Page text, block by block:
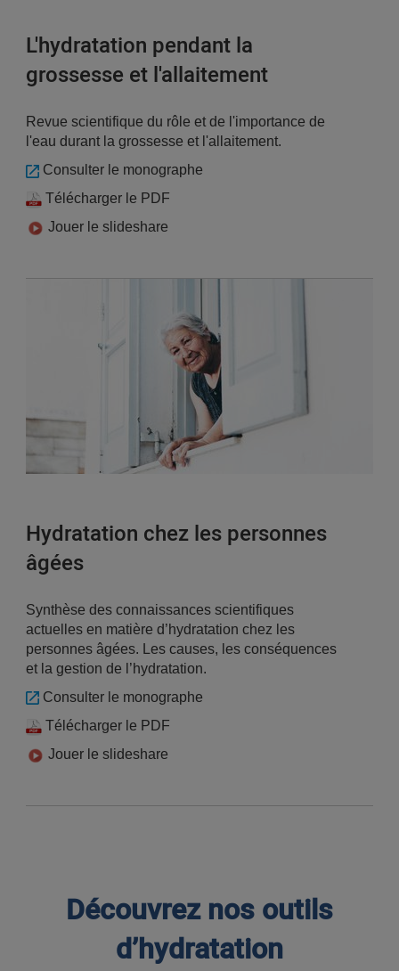
L'hydratation pendant la
grossesse et l'allaitement
Revue scientifique du rôle et de l'importance de
l'eau durant la grossesse et l'allaitement.
Consulter le monographe
Télécharger le PDF
Jouer le slideshare
Hydratation chez les personnes
âgées
Synthèse des connaissances scientifiques
actuelles en matière d’hydratation chez les
personnes âgées. Les causes, les conséquences
et la gestion de l’hydratation.
Consulter le monographe
Télécharger le PDF
Jouer le slideshare
Découvrez nos outils
d’hydratation